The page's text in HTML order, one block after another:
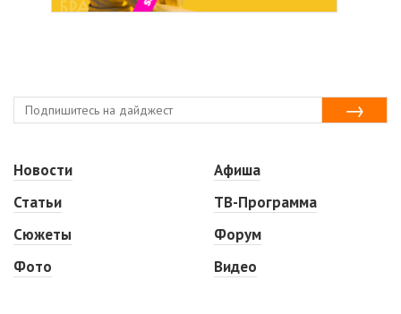
Новости
Статьи
Сюжеты
Фото
Афиша
ТВ-Программа
Форум
Видео